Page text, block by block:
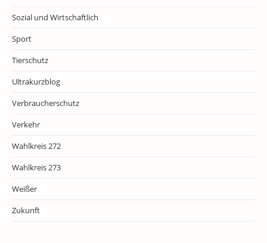
Sozial und Wirtschaftlich
Sport
Tierschutz
Ultrakurzblog
Verbraucherschutz
Verkehr
Wahlkreis 272
Wahlkreis 273
Weißer
Zukunft